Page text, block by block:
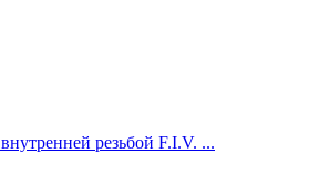
резьбой F.I.V. ...